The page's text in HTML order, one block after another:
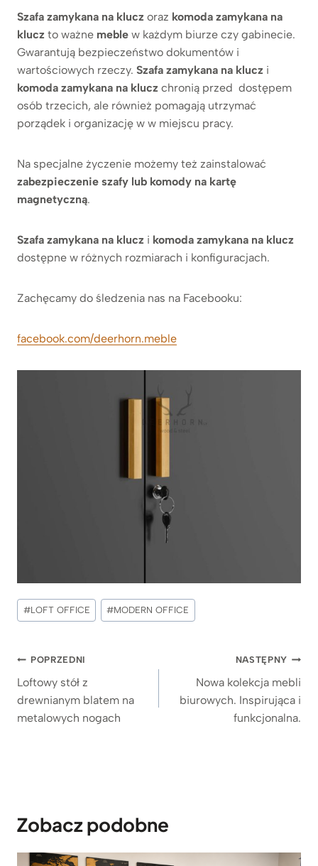
Szafa zamykana na klucz oraz komoda zamykana na
klucz to ważne meble w każdym biurze czy gabinecie.
Gwarantują bezpieczeństwo dokumentów i
wartościowych rzeczy. Szafa zamykana na klucz i
komoda zamykana na klucz chronią przed dostępem
osób trzecich, ale również pomagają utrzymać
porządek i organizację w w miejscu pracy.
Na specjalne życzenie możemy też zainstalować
zabezpieczenie szafy lub komody na kartę
magnetyczną.
Szafa zamykana na klucz i komoda zamykana na klucz
dostępne w różnych rozmiarach i konfiguracjach.
Zachęcamy do śledzenia nas na Facebooku:
facebook.com/deerhorn.meble
Tagi
wpisu:
#LOFT OFFICE #MODERN OFFICE
Nawigacja
wpisu
POPRZEDNI
Loftowy stół z
drewnianym blatem na
metalowych nogach
NASTĘPNY
Nowa kolekcja mebli
biurowych. Inspirująca i
funkcjonalna.
Zobacz podobne